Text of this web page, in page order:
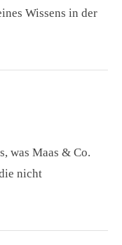
Wissens in der
was Maas & Co.
nicht